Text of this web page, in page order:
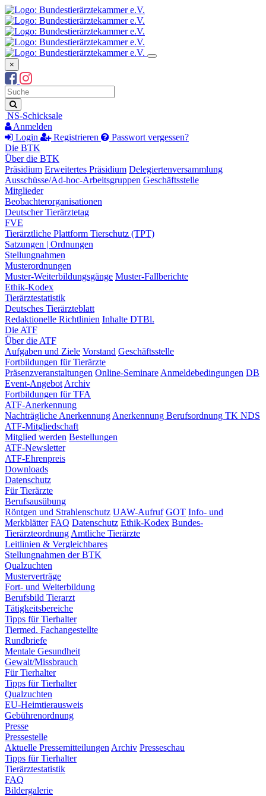
×
Suchbegriff
Suche
NS-Schicksale
Anmelden
Login
Registrieren
Passwort vergessen?
Die BTK
Über die BTK
Präsidium Erweitertes Präsidium Delegiertenversammlung
Ausschüsse/Ad-hoc-Arbeitsgruppen Geschäftsstelle
Mitglieder
Beobachterorganisationen
Deutscher Tierärztetag
FVE
Tierärztliche Plattform Tierschutz (TPT)
Satzungen | Ordnungen
Stellungnahmen
Musterordnungen
Muster-Weiterbildungsgänge Muster-Fallberichte
Ethik-Kodex
Tierärztestatistik
Deutsches Tierärzteblatt
Redaktionelle Richtlinien Inhalte DTBl.
Die ATF
Über die ATF
Aufgaben und Ziele Vorstand Geschäftsstelle
Fortbildungen für Tierärzte
Präsenzveranstaltungen Online-Seminare Anmeldebedingungen DB
Event-Angebot Archiv
Fortbildungen für TFA
ATF-Anerkennung
Nachträgliche Anerkennung Anerkennung Berufsordnung TK NDS
ATF-Mitgliedschaft
Mitglied werden Bestellungen
ATF-Newsletter
ATF-Ehrenpreis
Downloads
Datenschutz
Für Tierärzte
Berufsausübung
Röntgen und Strahlenschutz UAW-Aufruf GOT Info- und
Merkblätter FAQ Datenschutz Ethik-Kodex Bundes-
Tierärzteordnung Amtliche Tierärzte
Leitlinien & Vergleichbares
Stellungnahmen der BTK
Qualzuchten
Musterverträge
Fort- und Weiterbildung
Berufsbild Tierarzt
Tätigkeitsbereiche
Tipps für Tierhalter
Tiermed. Fachangestellte
Rundbriefe
Mentale Gesundheit
Gewalt/Missbrauch
Für Tierhalter
Tipps für Tierhalter
Qualzuchten
EU-Heimtierausweis
Gebührenordnung
Presse
Pressestelle
Aktuelle Pressemitteilungen Archiv Presseschau
Tipps für Tierhalter
Tierärztestatistik
FAQ
Bildergalerie